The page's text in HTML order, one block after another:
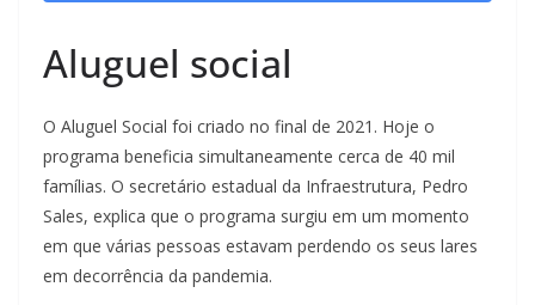
Aluguel social
O Aluguel Social foi criado no final de 2021. Hoje o
programa beneficia simultaneamente cerca de 40 mil
famílias. O secretário estadual da Infraestrutura, Pedro
Sales, explica que o programa surgiu em um momento
em que várias pessoas estavam perdendo os seus lares
em decorrência da pandemia.